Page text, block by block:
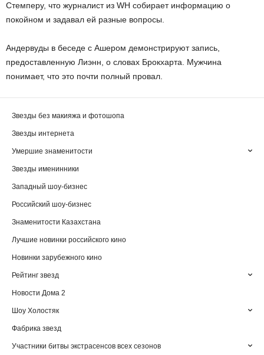
Стемперу, что журналист из WH собирает информацию о
покойном и задавал ей разные вопросы.
Андервуды в беседе с Ашером демонстрируют запись,
предоставленную Лиэнн, о словах Брокхарта. Мужчина
понимает, что это почти полный провал.
Звезды без макияжа и фотошопа
Звезды интернета
Умершие знаменитости
Звезды именинники
Западный шоу-бизнес
Российский шоу-бизнес
Знаменитости Казахстана
Лучшие новинки российского кино
Новинки зарубежного кино
Рейтинг звезд
Новости Дома 2
Шоу Холостяк
Фабрика звезд
Участники битвы экстрасенсов всех сезонов